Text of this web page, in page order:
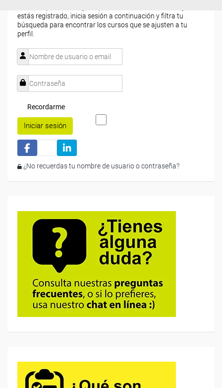
estás registrado, inicia sesión a continuación y filtra tu
búsqueda para encontrar los cursos que se ajusten a tu
perfil.
Recordarme
Iniciar sesión
¿No recuerdas tu nombre de usuario o contraseña?